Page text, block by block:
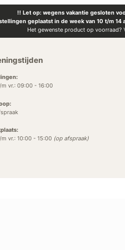
!! Let op: wegens vakantie gesloten
geplaatst in de week van 10 t/m
Het gewenste product op voorraad?
m vr.: 09:00 - 16:00
vr.: 10:00 - 15:00 (op afspraak)